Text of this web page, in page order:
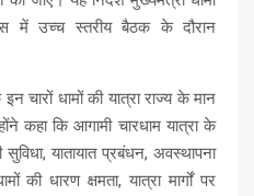
में उच्च स्तरीय बैठक के दौरान
चारों धामों की यात्रा राज्य के मान
कहा कि आगामी चारधाम यात्रा के
यातायात प्रबंधन, अवस्थापना
की धारण क्षमता, यात्रा मार्गों पर